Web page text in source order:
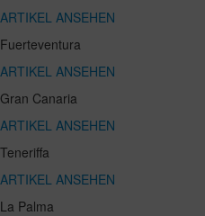
ARTIKEL ANSEHEN
Fuerteventura
ARTIKEL ANSEHEN
Gran Canaria
ARTIKEL ANSEHEN
Teneriffa
ARTIKEL ANSEHEN
La Palma